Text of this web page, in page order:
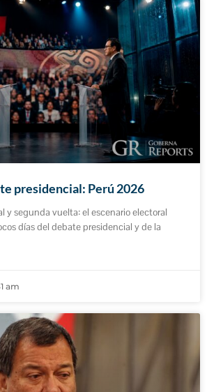
presidencial: Perú 2026
y segunda vuelta: el escenario electoral
días del debate presidencial y de la
am